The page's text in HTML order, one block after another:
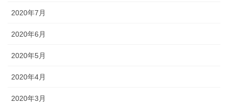
2020年7月
2020年6月
2020年5月
2020年4月
2020年3月